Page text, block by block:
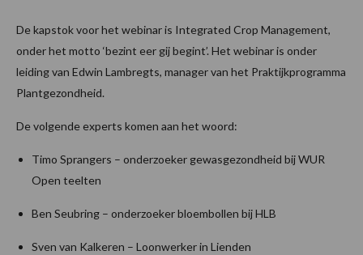
De kapstok voor het webinar is Integrated Crop Management,
onder het motto ‘bezint eer gij begint’. Het webinar is onder
leiding van Edwin Lambregts, manager van het Praktijkprogramma
Plantgezondheid.
De volgende experts komen aan het woord:
Timo Sprangers – onderzoeker gewasgezondheid bij WUR
Open teelten
Ben Seubring – onderzoeker bloembollen bij HLB
Sven van Kalkeren – Loonwerker in Lienden